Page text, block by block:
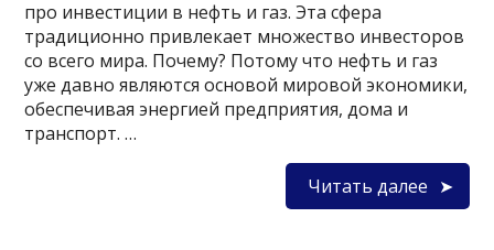
про инвестиции в нефть и газ. Эта сфера
традиционно привлекает множество инвесторов
со всего мира. Почему? Потому что нефть и газ
уже давно являются основой мировой экономики,
обеспечивая энергией предприятия, дома и
транспорт. …
Читать далее